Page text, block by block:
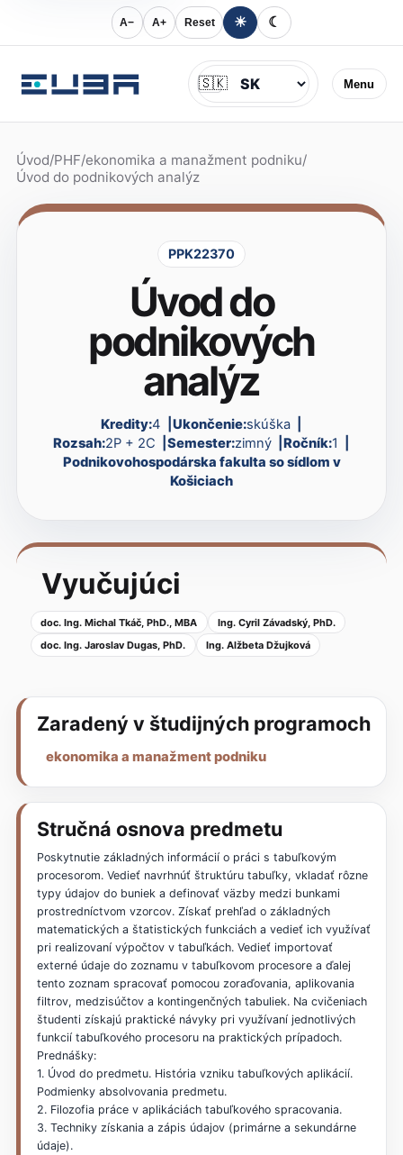
A− A+ Reset ☀ ☾
Menu
Jazyk
🇸🇰
Úvod/PHF/ekonomika a manažment podniku/
Úvod do podnikových analýz
PPK22370
Úvod do
podnikových
analýz
Kredity:4 Ukončenie:skúška
Rozsah:2P + 2C Semester:zimný Ročník:1
Podnikovohospodárska fakulta so sídlom v
Košiciach
Vyučujúci
doc. Ing. Michal Tkáč, PhD., MBA
Ing. Cyril Závadský, PhD.
doc. Ing. Jaroslav Dugas, PhD.
Ing. Alžbeta Džujková
Zaradený v študijných programoch
ekonomika a manažment podniku
Stručná osnova predmetu
Poskytnutie základných informácií o práci s tabuľkovým
procesorom. Vedieť navrhnúť štruktúru tabuľky, vkladať rôzne
typy údajov do buniek a definovať väzby medzi bunkami
prostredníctvom vzorcov. Získať prehľad o základných
matematických a štatistických funkciách a vedieť ich využívať
pri realizovaní výpočtov v tabuľkách. Vedieť importovať
externé údaje do zoznamu v tabuľkovom procesore a ďalej
tento zoznam spracovať pomocou zoraďovania, aplikovania
filtrov, medzisúčtov a kontingenčných tabuliek. Na cvičeniach
študenti získajú praktické návyky pri využívaní jednotlivých
funkcií tabuľkového procesoru na praktických prípadoch.
Prednášky:
1. Úvod do predmetu. História vzniku tabuľkových aplikácií.
Podmienky absolvovania predmetu.
2. Filozofia práce v aplikáciách tabuľkového spracovania.
3. Techniky získania a zápis údajov (primárne a sekundárne
údaje).